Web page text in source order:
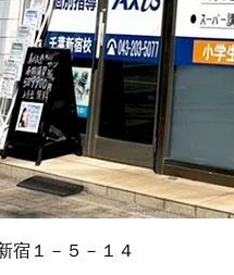
宿１－５－１４